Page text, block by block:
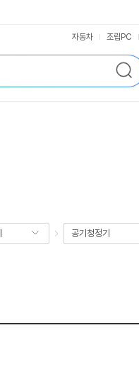
검
색
자동차 조립PC
공기청정기